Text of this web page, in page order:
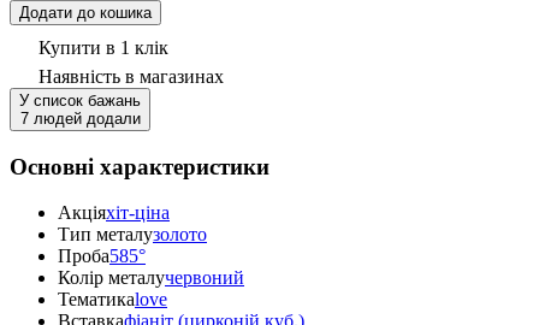
Додати до кошика
Купити в 1 клік
Наявність в магазинах
У список бажань
7 людей додали
Основні характеристики
Акціяхіт-ціна
Тип металузолото
Проба585°
Колір металучервоний
Тематикаlove